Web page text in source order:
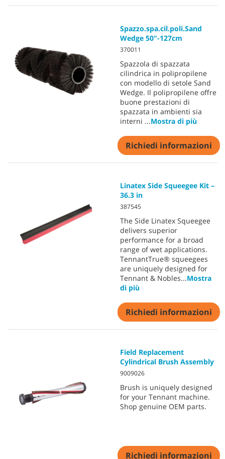
Spazzo.spa.cil.poli.Sand
Wedge 50"-127cm
370011
Spazzola di spazzata
cilindrica in polipropilene
con modello di setole Sand
Wedge. Il polipropilene offre
buone prestazioni di
spazzata in ambienti sia
interni ...Mostra di più
Richiedi informazioni
Linatex Side Squeegee Kit –
36.3 in
387545
The Side Linatex Squeegee
delivers superior
performance for a broad
range of wet applications.
TennantTrue® squeegees
are uniquely designed for
Tennant & Nobles...Mostra
di più
Richiedi informazioni
Field Replacement
Cylindrical Brush Assembly
9009026
Brush is uniquely designed
for your Tennant machine.
Shop genuine OEM parts.
Richiedi informazioni